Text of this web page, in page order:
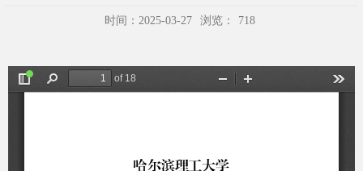
时间：2025-03-27 浏览： 718